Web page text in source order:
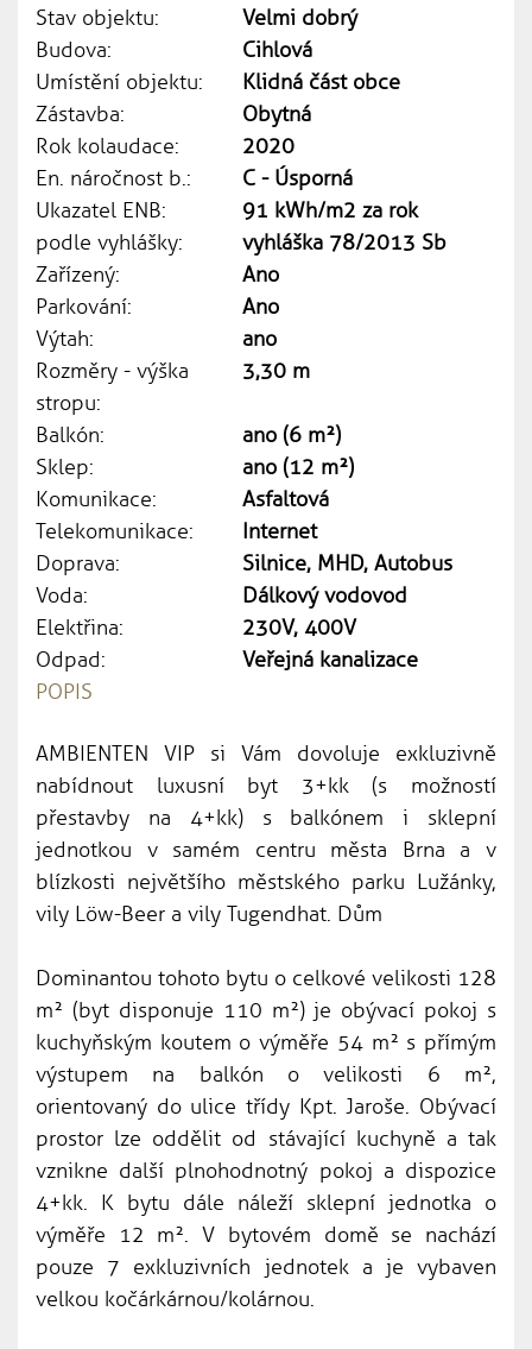
Stav objektu:
Velmi dobrý
Budova:
Cihlová
Umístění objektu:
Klidná část obce
Zástavba:
Obytná
Rok kolaudace:
2020
En. náročnost b.:
C - Úsporná
Ukazatel ENB:
91 kWh/m2 za rok
podle vyhlášky:
vyhláška 78/2013 Sb
Zařízený:
Ano
Parkování:
Ano
Výtah:
ano
Rozměry - výška
stropu:
3,30 m
Balkón:
ano (6 m²)
Sklep:
ano (12 m²)
Komunikace:
Asfaltová
Telekomunikace:
Internet
Doprava:
Silnice, MHD, Autobus
Voda:
Dálkový vodovod
Elektřina:
230V, 400V
Odpad:
Veřejná kanalizace
POPIS
AMBIENTEN VIP si Vám dovoluje exkluzivně
nabídnout luxusní byt 3+kk (s možností
přestavby na 4+kk) s balkónem i sklepní
jednotkou v samém centru města Brna a v
blízkosti největšího městského parku Lužánky,
vily Löw-Beer a vily Tugendhat. Dům
Dominantou tohoto bytu o celkové velikosti 128
m² (byt disponuje 110 m²) je obývací pokoj s
kuchyňským koutem o výměře 54 m² s přímým
výstupem na balkón o velikosti 6 m²,
orientovaný do ulice třídy Kpt. Jaroše. Obývací
prostor lze oddělit od stávající kuchyně a tak
vznikne další plnohodnotný pokoj a dispozice
4+kk. K bytu dále náleží sklepní jednotka o
výměře 12 m². V bytovém domě se nachází
pouze 7 exkluzivních jednotek a je vybaven
velkou kočárkárnou/kolárnou.